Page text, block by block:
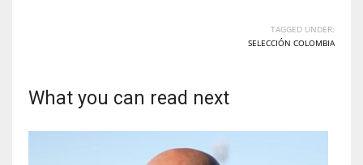
TAGGED UNDER:
SELECCIÓN COLOMBIA
What you can read next